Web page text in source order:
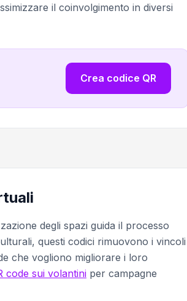
il coinvolgimento in diversi
Crea codice QR
degli spazi guida il processo
questi codici rimuovono i vincoli
che vogliono migliorare i loro
code sui volantini per campagne